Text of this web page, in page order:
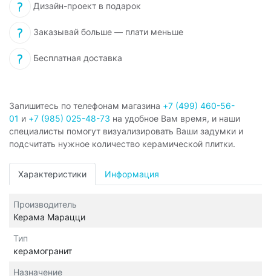
Дизайн-проект в подарок
Заказывай больше — плати меньше
Бесплатная доставка
Запишитесь по телефонам магазина +7 (499) 460-56-
01 и +7 (985) 025-48-73 на удобное Вам время, и наши
специалисты помогут визуализировать Ваши задумки и
подсчитать нужное количество керамической плитки.
Характеристики Информация
Производитель
Керама Марацци
Тип
керамогранит
Назначение